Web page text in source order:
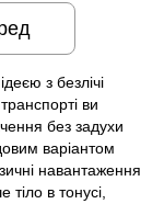
з безлічі
ви
без задухи
варіантом
навантаження
в тонусі,